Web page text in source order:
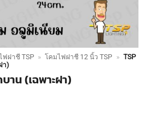
ฟฝาชี TSP » โคมไฟฝาชี 12 นิ้ว TSP » TSP
า)
าน (เฉพาะฝา)